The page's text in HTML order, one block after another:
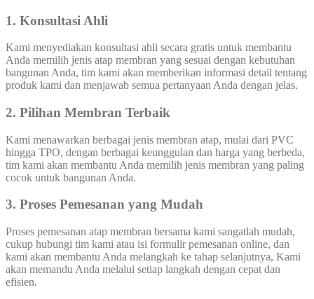
1. Konsultasi Ahli
Kami menyediakan konsultasi ahli secara gratis untuk membantu
Anda memilih jenis atap membran yang sesuai dengan kebutuhan
bangunan Anda, tim kami akan memberikan informasi detail tentang
produk kami dan menjawab semua pertanyaan Anda dengan jelas.
2. Pilihan Membran Terbaik
Kami menawarkan berbagai jenis membran atap, mulai dari PVC
hingga TPO, dengan berbagai keunggulan dan harga yang berbeda,
tim kami akan membantu Anda memilih jenis membran yang paling
cocok untuk bangunan Anda.
3. Proses Pemesanan yang Mudah
Proses pemesanan atap membran bersama kami sangatlah mudah,
cukup hubungi tim kami atau isi formulir pemesanan online, dan
kami akan membantu Anda melangkah ke tahap selanjutnya, Kami
akan memandu Anda melalui setiap langkah dengan cepat dan
efisien.